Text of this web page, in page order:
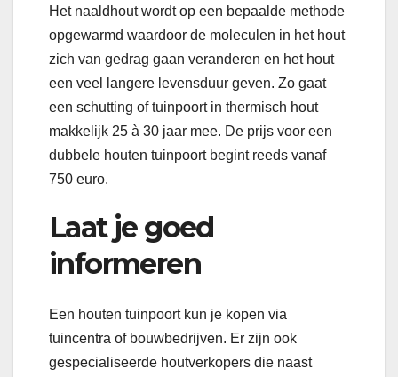
Het naaldhout wordt op een bepaalde methode
opgewarmd waardoor de moleculen in het hout
zich van gedrag gaan veranderen en het hout
een veel langere levensduur geven. Zo gaat
een schutting of tuinpoort in thermisch hout
makkelijk 25 à 30 jaar mee. De prijs voor een
dubbele houten tuinpoort begint reeds vanaf
750 euro.
Laat je goed
informeren
Een houten tuinpoort kun je kopen via
tuincentra of bouwbedrijven. Er zijn ook
gespecialiseerde houtverkopers die naast